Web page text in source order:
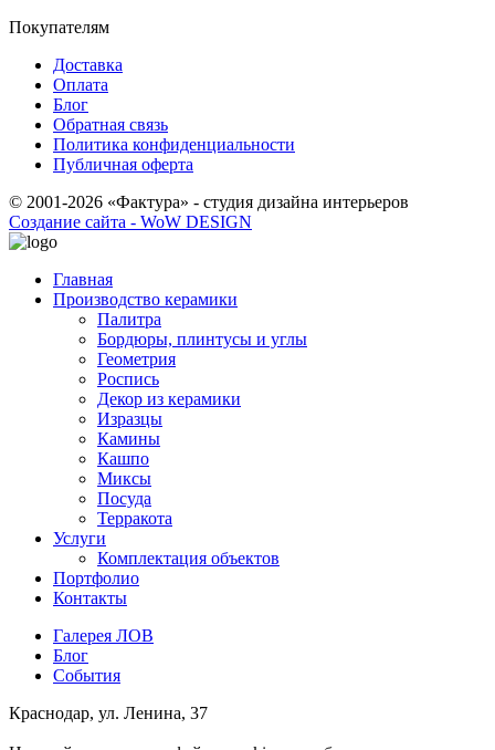
Покупателям
Доставка
Оплата
Блог
Обратная связь
Политика конфиденциальности
Публичная оферта
© 2001-2026 «Фактура» - студия дизайна интерьеров
Создание сайта - WoW DESIGN
Главная
Производство керамики
Палитра
Бордюры, плинтусы и углы
Геометрия
Роспись
Декор из керамики
Изразцы
Камины
Кашпо
Миксы
Посуда
Терракота
Услуги
Комплектация объектов
Портфолио
Контакты
Галерея ЛОВ
Блог
События
Краснодар, ул. Ленина, 37